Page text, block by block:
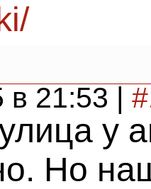
в 21:53 |
у
Но